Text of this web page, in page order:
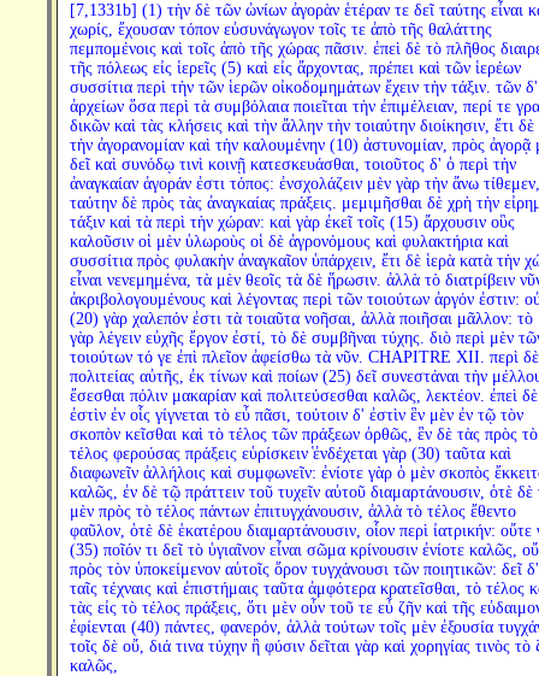
[7,1331b] (1) τὴν δὲ τῶν ὠνίων ἀγορὰν ἑτέραν τε δεῖ ταύτης εἶναι
χωρίς, ἔχουσαν τόπον εὐσυνάγωγον τοῖς τε ἀπὸ τῆς θαλάττης
πεμπομένοις καὶ τοῖς ἀπὸ τῆς χώρας πᾶσιν. ἐπεὶ δὲ τὸ πλῆθος
τῆς πόλεως εἰς ἱερεῖς (5) καὶ εἰς ἄρχοντας, πρέπει καὶ τῶν ἱερέων
συσσίτια περὶ τὴν τῶν ἱερῶν οἰκοδομημάτων ἔχειν τὴν τάξιν. τῶν δ'
ἀρχείων ὅσα περὶ τὰ συμβόλαια ποιεῖται τὴν ἐπιμέλειαν, περί τε
δικῶν καὶ τὰς κλήσεις καὶ τὴν ἄλλην τὴν τοιαύτην διοίκησιν, ἔτι δὲ
τὴν ἀγορανομίαν καὶ τὴν καλουμένην (10) ἀστυνομίαν, πρὸς ἀγορᾷ
δεῖ καὶ συνόδῳ τινὶ κοινῇ κατεσκευάσθαι, τοιοῦτος δ' ὁ περὶ τὴν
ἀναγκαίαν ἀγοράν ἐστι τόπος: ἐνσχολάζειν μὲν γὰρ τὴν ἄνω τίθεμεν,
ταύτην δὲ πρὸς τὰς ἀναγκαίας πράξεις. μεμιμῆσθαι δὲ χρὴ τὴν
τάξιν καὶ τὰ περὶ τὴν χώραν: καὶ γὰρ ἐκεῖ τοῖς (15) ἄρχουσιν οὓς
καλοῦσιν οἱ μὲν ὑλωροὺς οἱ δὲ ἀγρονόμους καὶ φυλακτήρια καὶ
συσσίτια πρὸς φυλακὴν ἀναγκαῖον ὑπάρχειν, ἔτι δὲ ἱερὰ κατὰ τὴν
εἶναι νενεμημένα, τὰ μὲν θεοῖς τὰ δὲ ἥρωσιν. ἀλλὰ τὸ διατρίβειν
ἀκριβολογουμένους καὶ λέγοντας περὶ τῶν τοιούτων ἀργόν ἐστιν:
(20) γὰρ χαλεπόν ἐστι τὰ τοιαῦτα νοῆσαι, ἀλλὰ ποιῆσαι μᾶλλον: τὸ
γὰρ λέγειν εὐχῆς ἔργον ἐστί, τὸ δὲ συμβῆναι τύχης. διὸ περὶ μὲν
τοιούτων τό γε ἐπὶ πλεῖον ἀφείσθω τὰ νῦν. CHAPITRE XII. περὶ
πολιτείας αὐτῆς, ἐκ τίνων καὶ ποίων (25) δεῖ συνεστάναι τὴν
ἔσεσθαι πόλιν μακαρίαν καὶ πολιτεύσεσθαι καλῶς, λεκτέον. ἐπεὶ
ἐστὶν ἐν οἷς γίγνεται τὸ εὖ πᾶσι, τούτοιν δ' ἐστὶν ἓν μὲν ἐν τῷ τὸν
σκοπὸν κεῖσθαι καὶ τὸ τέλος τῶν πράξεων ὀρθῶς, ἓν δὲ τὰς πρὸς τὸ
τέλος φερούσας πράξεις εὑρίσκειν ̔ἐνδέχεται γὰρ (30) ταῦτα καὶ
διαφωνεῖν ἀλλήλοις καὶ συμφωνεῖν: ἐνίοτε γὰρ ὁ μὲν σκοπὸς
καλῶς, ἐν δὲ τῷ πράττειν τοῦ τυχεῖν αὐτοῦ διαμαρτάνουσιν, ὁτὲ δὲ
μὲν πρὸς τὸ τέλος πάντων ἐπιτυγχάνουσιν, ἀλλὰ τὸ τέλος ἔθεντο
φαῦλον, ὁτὲ δὲ ἑκατέρου διαμαρτάνουσιν, οἷον περὶ ἰατρικήν: οὔτε
(35) ποῖόν τι δεῖ τὸ ὑγιαῖνον εἶναι σῶμα κρίνουσιν ἐνίοτε καλῶς,
πρὸς τὸν ὑποκείμενον αὐτοῖς ὅρον τυγχάνουσι τῶν ποιητικῶν: δεῖ
ταῖς τέχναις καὶ ἐπιστήμαις ταῦτα ἀμφότερα κρατεῖσθαι, τὸ τέλος
τὰς εἰς τὸ τέλος πράξεις, ὅτι μὲν οὖν τοῦ τε εὖ ζῆν καὶ τῆς
ἐφίενται (40) πάντες, φανερόν, ἀλλὰ τούτων τοῖς μὲν ἐξουσία
τοῖς δὲ οὔ, διά τινα τύχην ἢ φύσιν δεῖται γὰρ καὶ χορηγίας τινὸς τὸ
καλῶς,